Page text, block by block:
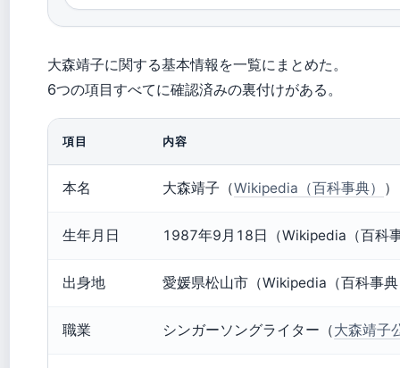
大森靖子に関する基本情報を一覧にまとめた。
6つの項目すべてに確認済みの裏付けがある。
項目 内容
本名 大森靖子（Wikipedia（百科事典） ）
生年月日 1987年9月18日（Wikipedia（百科
出身地 愛媛県松山市（Wikipedia（百科事
職業 シンガーソングライター（大森靖子